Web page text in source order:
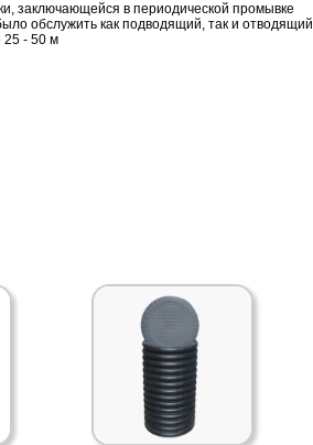
заключающейся в периодической промывке
обслужить как подводящий, так и отводящий
25 - 50 м